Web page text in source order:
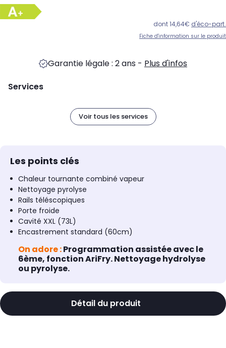
dont 14,64€ d'éco-part.
Fiche d'information sur le produit
Garantie légale : 2 ans - Plus d'infos
Services
Voir tous les services
Les points clés
Chaleur tournante combiné vapeur
Nettoyage pyrolyse
Rails téléscopiques
Porte froide
Cavité XXL (73L)
Encastrement standard (60cm)
On adore :Programmation assistée avec le
6ème, fonction AriFry. Nettoyage hydrolyse
ou pyrolyse.
Détail du produit